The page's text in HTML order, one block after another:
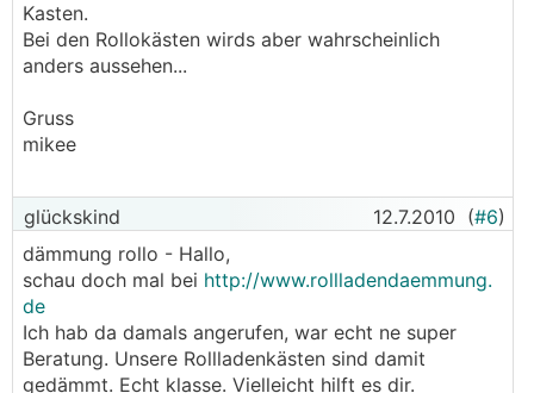
Kasten.
Bei den Rollokästen wirds aber wahrscheinlich
anders aussehen...
Gruss
mikee
glückskind 12.7.2010 (#6)
dämmung rollo - Hallo,
schau doch mal bei http://www.rollladendaemmung.
de
Ich hab da damals angerufen, war echt ne super
Beratung. Unsere Rollladenkästen sind damit
gedämmt. Echt klasse. Vielleicht hilft es dir.